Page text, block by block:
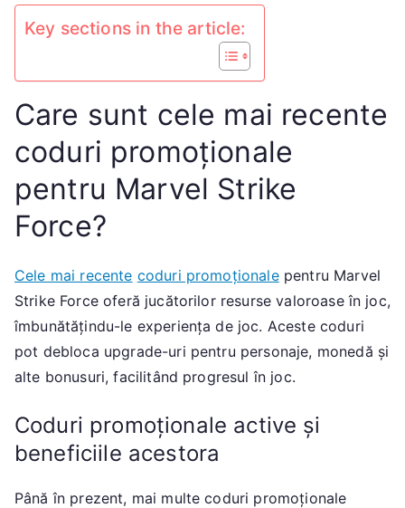
Key sections in the article:
Care sunt cele mai recente
coduri promoționale
pentru Marvel Strike
Force?
Cele mai recente coduri promoționalepentru Marvel
Strike Force oferă jucătorilor resurse valoroase în joc,
îmbunătățindu-le experiența de joc. Aceste coduri
pot debloca upgrade-uri pentru personaje, monedă și
alte bonusuri, facilitând progresul în joc.
Coduri promoționale active și
beneficiile acestora
Până în prezent, mai multe coduri promoționale